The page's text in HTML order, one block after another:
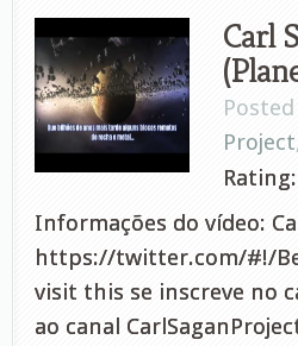
Carl
Project
Informações do vídeo:
https://twitter.com/#!/
visit this se inscreve no
ao canal